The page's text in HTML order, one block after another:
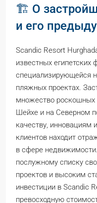
🏗️ О
и его
Scandic Resort
известных
специализирующейся
пляжных проектах.
множество роскошных
Шейхе и на Северном
качеству, инновациям
клиентов находит
в сфере
послужному списку
проектов и высоким
инвестиции в Scandic
превосходную